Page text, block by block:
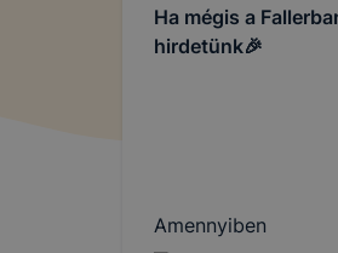
Ha mégis a
hirdetünk🎉
Amennyiben